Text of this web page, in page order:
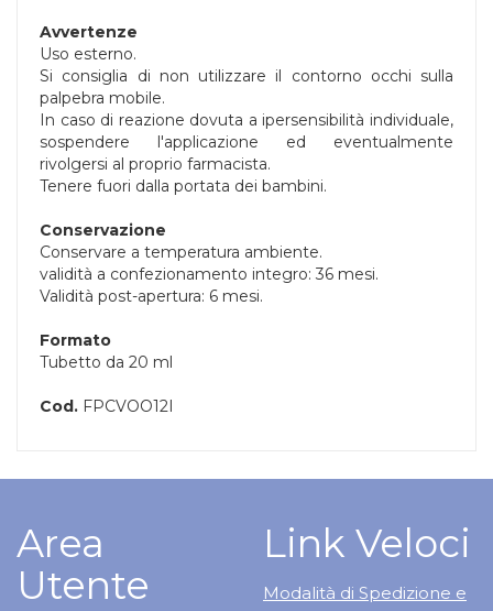
Avvertenze
Uso esterno.
Si consiglia di non utilizzare il contorno occhi sulla
palpebra mobile.
In caso di reazione dovuta a ipersensibilità individuale,
sospendere l'applicazione ed eventualmente
rivolgersi al proprio farmacista.
Tenere fuori dalla portata dei bambini.
Conservazione
Conservare a temperatura ambiente.
validità a confezionamento integro: 36 mesi.
Validità post-apertura: 6 mesi.
Formato
Tubetto da 20 ml
Cod. FPCVOO12I
Area
Utente
Link Veloci
Modalità di Spedizione e